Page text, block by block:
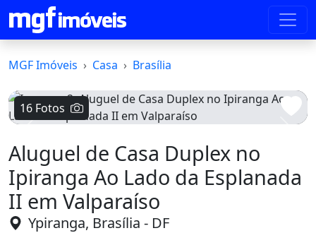
MGF Imóveis Casa Brasília
16 Fotos
Aluguel de Casa Duplex no
Ipiranga Ao Lado da Esplanada
II em Valparaíso
Ypiranga, Brasília - DF